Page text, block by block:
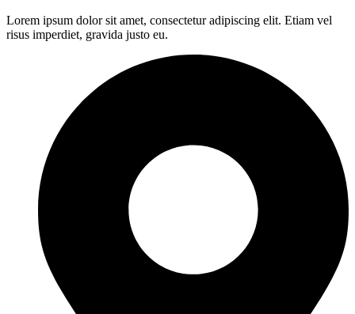
Lorem ipsum dolor sit amet, consectetur adipiscing elit. Etiam vel
risus imperdiet, gravida justo eu.